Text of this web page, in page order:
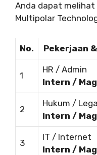
Anda dapat
Multipolar
No. Pekerjaan
1
HR / Admin
Intern /
2
Hukum /
Intern /
3
IT / Internet
Intern /